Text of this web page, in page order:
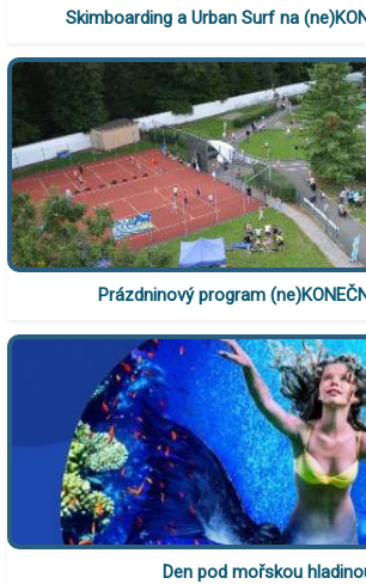
Skimboarding a Urban Surf na
Prázdninový program
Den pod mořskou